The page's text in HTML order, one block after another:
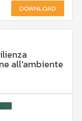
DOWNLOAD
all'ambiente